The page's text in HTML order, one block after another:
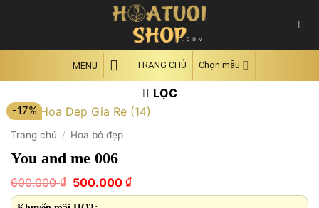
MENU TRANG CHỦ Chọn mẫu
LỌC
-17%
Trang chủ / Hoa bó đẹp
You and me 006
600.000₫ Giá
gốc
là:
500.000 ₫Giá
hiện